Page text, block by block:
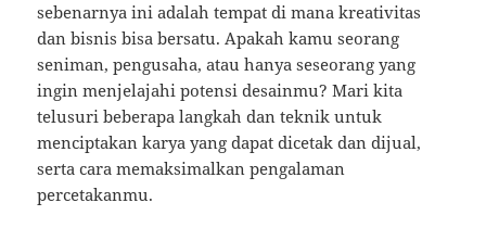
sebenarnya ini adalah tempat di mana kreativitas
dan bisnis bisa bersatu. Apakah kamu seorang
seniman, pengusaha, atau hanya seseorang yang
ingin menjelajahi potensi desainmu? Mari kita
telusuri beberapa langkah dan teknik untuk
menciptakan karya yang dapat dicetak dan dijual,
serta cara memaksimalkan pengalaman
percetakanmu.